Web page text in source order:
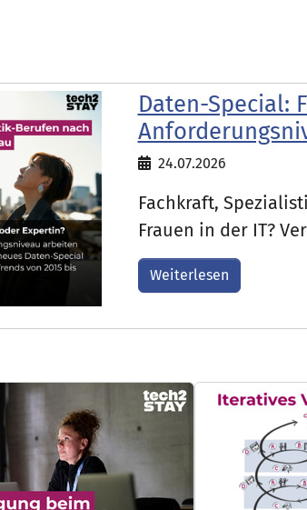
Daten-Special:
24.07.2026
Fachkraft,
Frauen in der IT?
Weiterlesen